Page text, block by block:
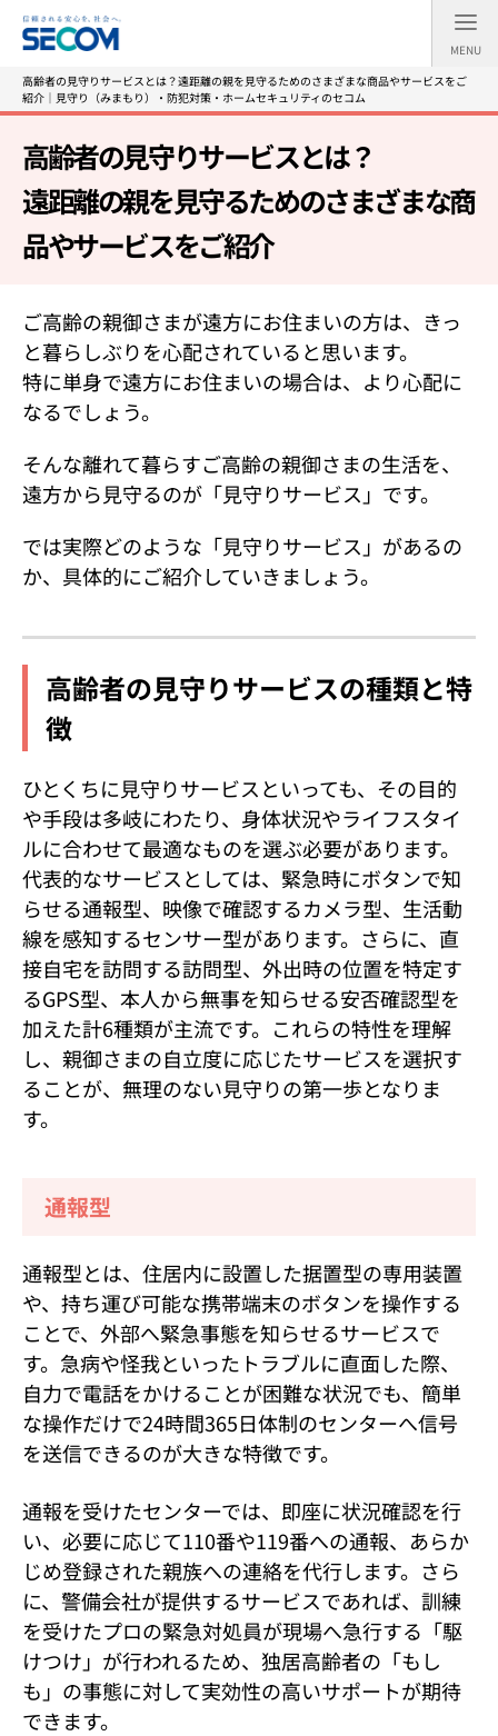
MENU
高齢者の見守りサービスとは？遠距離の親を見守るためのさまざまな商品やサービスをご
紹介｜見守り（みまもり）・防犯対策・ホームセキュリティのセコム
高齢者の見守りサービスとは？
遠距離の親を見守るためのさまざまな商
品やサービスをご紹介
ご高齢の親御さまが遠方にお住まいの方は、きっ
と暮らしぶりを心配されていると思います。
特に単身で遠方にお住まいの場合は、より心配に
なるでしょう。
そんな離れて暮らすご高齢の親御さまの生活を、
遠方から見守るのが「見守りサービス」です。
では実際どのような「見守りサービス」があるの
か、具体的にご紹介していきましょう。
高齢者の見守りサービスの種類と特
徴
ひとくちに見守りサービスといっても、その目的
や手段は多岐にわたり、身体状況やライフスタイ
ルに合わせて最適なものを選ぶ必要があります。
代表的なサービスとしては、緊急時にボタンで知
らせる通報型、映像で確認するカメラ型、生活動
線を感知するセンサー型があります。さらに、直
接自宅を訪問する訪問型、外出時の位置を特定す
るGPS型、本人から無事を知らせる安否確認型を
加えた計6種類が主流です。これらの特性を理解
し、親御さまの自立度に応じたサービスを選択す
ることが、無理のない見守りの第一歩となりま
す。
通報型
通報型とは、住居内に設置した据置型の専用装置
や、持ち運び可能な携帯端末のボタンを操作する
ことで、外部へ緊急事態を知らせるサービスで
す。急病や怪我といったトラブルに直面した際、
自力で電話をかけることが困難な状況でも、簡単
な操作だけで24時間365日体制のセンターへ信号
を送信できるのが大きな特徴です。
通報を受けたセンターでは、即座に状況確認を行
い、必要に応じて110番や119番への通報、あらか
じめ登録された親族への連絡を代行します。さら
に、警備会社が提供するサービスであれば、訓練
を受けたプロの緊急対処員が現場へ急行する「駆
けつけ」が行われるため、独居高齢者の「もし
も」の事態に対して実効性の高いサポートが期待
できます。